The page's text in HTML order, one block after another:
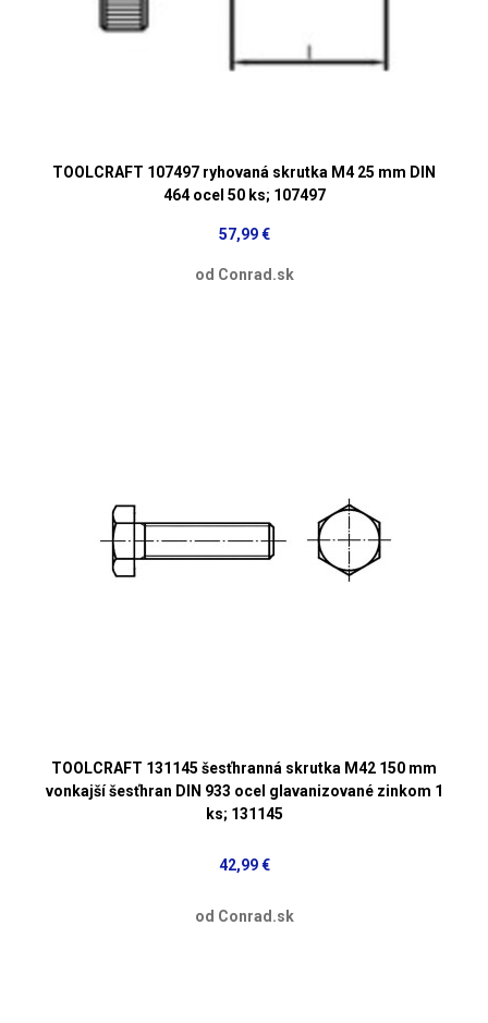
TOOLCRAFT 107497 ryhovaná skrutka M4 25 mm DIN
464 ocel 50 ks; 107497
57,99 €
od Conrad.sk
TOOLCRAFT 131145 šesťhranná skrutka M42 150 mm
vonkajší šesťhran DIN 933 ocel glavanizované zinkom 1
ks; 131145
42,99 €
od Conrad.sk